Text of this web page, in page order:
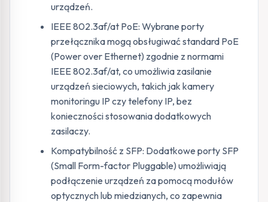
urządzeń.
IEEE 802.3af/at PoE: Wybrane porty
przełącznika mogą obsługiwać standard PoE
(Power over Ethernet) zgodnie z normami
IEEE 802.3af/at, co umożliwia zasilanie
urządzeń sieciowych, takich jak kamery
monitoringu IP czy telefony IP, bez
konieczności stosowania dodatkowych
zasilaczy.
Kompatybilność z SFP: Dodatkowe porty SFP
(Small Form-factor Pluggable) umożliwiają
podłączenie urządzeń za pomocą modułów
optycznych lub miedzianych, co zapewnia